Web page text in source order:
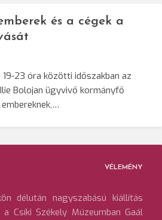
és a cégek a
19-23 óra közötti időszakban az
Bolojan ügyvivő kormányfő
VÉLEMÉNY
délután nagyszabású kiállítás
a Csíki Székely Múzeumban Gaál